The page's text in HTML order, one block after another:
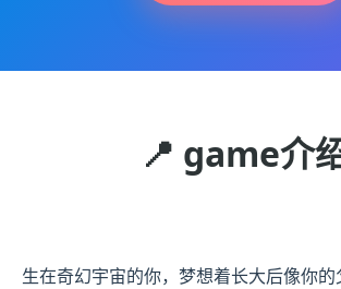
📍 game介
生在奇幻宇宙的你，梦想着长大后像你